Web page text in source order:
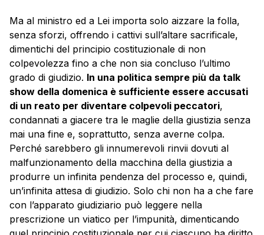
Ma al ministro ed a Lei importa solo aizzare la folla,
senza sforzi, offrendo i cattivi sull’altare sacrificale,
dimentichi del principio costituzionale di non
colpevolezza fino a che non sia concluso l’ultimo
grado di giudizio. In una politica sempre più da talk
show della domenica è sufficiente essere accusati
di un reato per diventare colpevoli peccatori,
condannati a giacere tra le maglie della giustizia senza
mai una fine e, soprattutto, senza averne colpa.
Perché sarebbero gli innumerevoli rinvii dovuti al
malfunzionamento della macchina della giustizia a
produrre un infinita pendenza del processo e, quindi,
un’infinita attesa di giudizio. Solo chi non ha a che fare
con l’apparato giudiziario può leggere nella
prescrizione un viatico per l’impunità, dimenticando